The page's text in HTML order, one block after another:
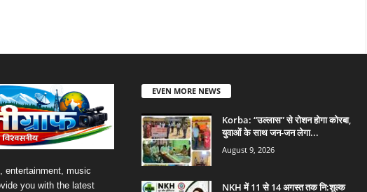
entertainment, music
you with the latest
EVEN MORE NEWS
Korba: “उल्लास” से रोशन होगा कोरबा,
युवाओं के साथ जन-जन लेगा...
August 9, 2026
NKH में 11 से 14 अगस्त तक नि:शुल्क